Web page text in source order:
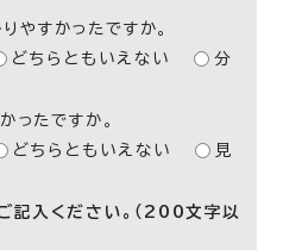
やすかったですか。
どちらともいえない
分
ったですか。
どちらともいえない
見
記入ください。（200文字以